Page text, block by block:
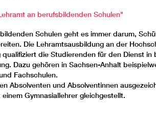
an berufsbildenden Schulen"
Schulen geht es immer darum,
Die Lehramtsausbildung an der
die Studierenden für den Dienst
Dazu gehören in Sachsen-Anhalt
Fachschulen.
Absolventen und Absolventinnen
Gymnasiallehrer gleichgestellt.